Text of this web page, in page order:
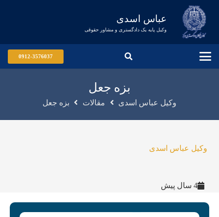
عباس اسدی
وکیل پایه یک دادگستری و مشاور حقوقی
0912-3576037
بزه جعل
وکیل عباس اسدی مقالات بزه جعل
وکیل عباس اسدی
4 سال پیش